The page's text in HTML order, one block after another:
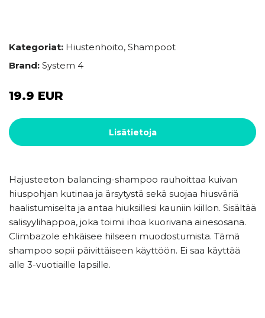
Kategoriat: Hiustenhoito, Shampoot
Brand: System 4
19.9 EUR
Lisätietoja
Hajusteeton balancing-shampoo rauhoittaa kuivan
hiuspohjan kutinaa ja ärsytystä sekä suojaa hiusväriä
haalistumiselta ja antaa hiuksillesi kauniin kiillon. Sisältää
salisyylihappoa, joka toimii ihoa kuorivana ainesosana.
Climbazole ehkäisee hilseen muodostumista. Tämä
shampoo sopii päivittäiseen käyttöön. Ei saa käyttää
alle 3-vuotiaille lapsille.